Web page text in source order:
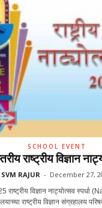
SCHOOL EVENT
राष्ट्रीय विज्ञान
SVM RAJUR - December 27,
विज्ञान नाट्योत्सव
राष्ट्रीय विज्ञान संग्रहालय